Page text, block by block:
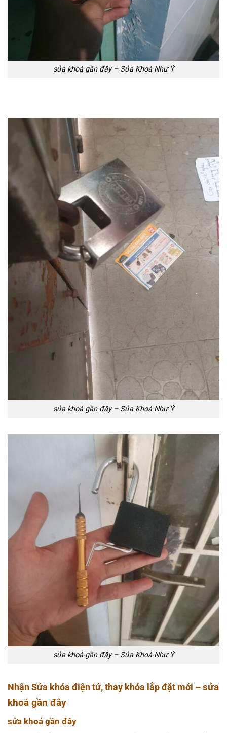
sửa khoá gần đây – Sửa Khoá Như Ý
sửa khoá gần đây – Sửa Khoá Như Ý
sửa khoá gần đây – Sửa Khoá Như Ý
Nhận Sửa khóa điện tử, thay khóa lắp đặt mới –sửa
khoá gần đây
sửa khoá gần đây